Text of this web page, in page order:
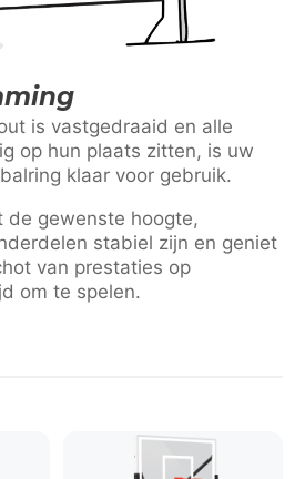
is vastgedraaid en alle
op hun plaats zitten, is uw
klaar voor gebruik.
de gewenste hoogte,
stabiel zijn en geniet
van prestaties op
om te spelen.